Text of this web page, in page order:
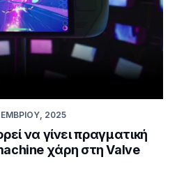
2025
να γίνει πραγματική
χάρη στη Valve